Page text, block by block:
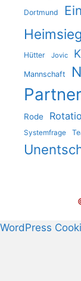
Dortmund
Heimsieg
Hütter Jovic
Mannschaft
Rode
Systemfrage
WordPress